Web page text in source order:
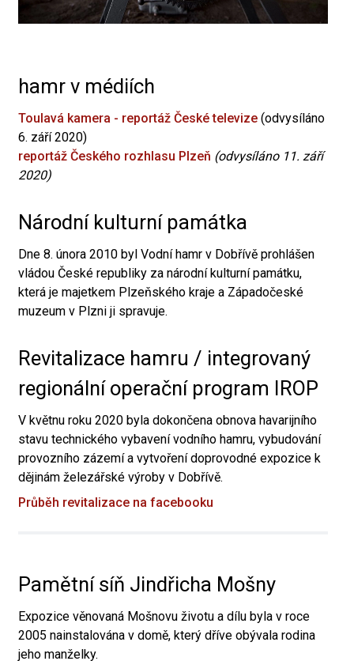
hamr v médiích
Toulavá kamera - reportáž České televize (odvysíláno
6. září 2020)
reportáž Českého rozhlasu Plzeň (odvysíláno 11. září
2020)
Národní kulturní památka
Dne 8. února 2010 byl Vodní hamr v Dobřívě prohlášen
vládou České republiky za národní kulturní památku,
která je majetkem Plzeňského kraje a Západočeské
muzeum v Plzni ji spravuje.
Revitalizace hamru / integrovaný
regionální operační program IROP
V květnu roku 2020 byla dokončena obnova havarijního
stavu technického vybavení vodního hamru, vybudování
provozního zázemí a vytvoření doprovodné expozice k
dějinám železářské výroby v Dobřívě.
Průběh revitalizace na facebooku
Pamětní síň Jindřicha Mošny
Expozice věnovaná Mošnovu životu a dílu byla v roce
2005 nainstalována v domě, který dříve obývala rodina
jeho manželky.